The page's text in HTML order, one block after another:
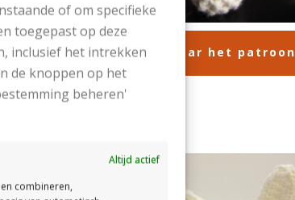
of om specifieke
toegepast op deze
inclusief het intrekken
de knoppen op het
beheren'
Altijd actief
combineren,
Ga naar het patroon